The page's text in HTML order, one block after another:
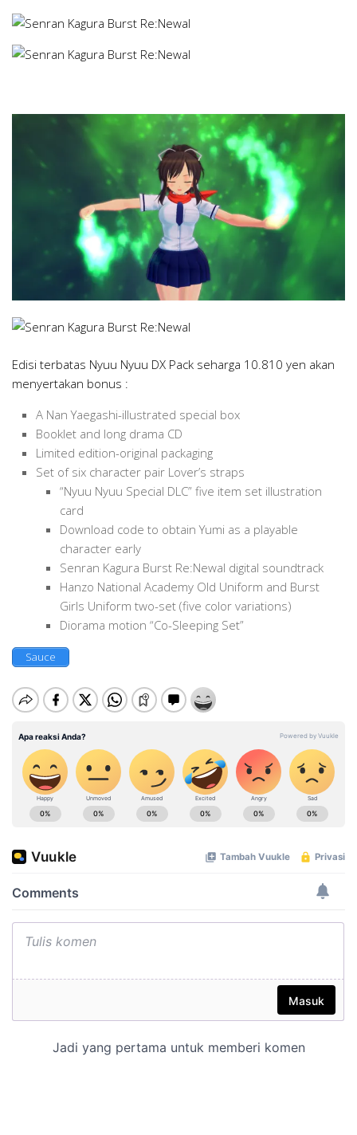
Edisi terbatas Nyuu Nyuu DX Pack seharga 10.810 yen akan
menyertakan bonus :
A Nan Yaegashi-illustrated special box
Booklet and long drama CD
Limited edition-original packaging
Set of six character pair Lover’s straps
“Nyuu Nyuu Special DLC” five item set illustration
card
Download code to obtain Yumi as a playable
character early
Senran Kagura Burst Re:Newal digital soundtrack
Hanzo National Academy Old Uniform and Burst
Girls Uniform two-set (five color variations)
Diorama motion “Co-Sleeping Set”
Sauce